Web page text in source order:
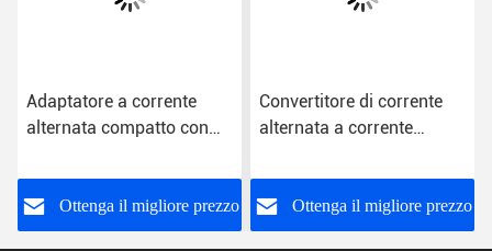
Adaptatore a corrente
alternata compatto con
Ottenga il migliore prezzo
Convertitore di corrente
alternata a corrente
in nero o bianco da 0,2 lb
in custodia di plastica
Ottenga il migliore prezzo